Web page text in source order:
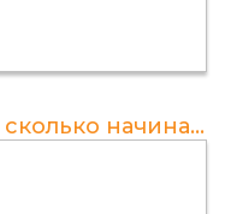
Во сколько начинают петь петухи каждый день?